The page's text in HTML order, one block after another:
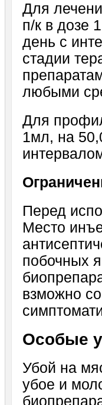
Для
п/к в дозе
день с
стадии
любыми
Для
1мл, на
Перед
Место
побочных
взможно
Особые
Убой на
убое и